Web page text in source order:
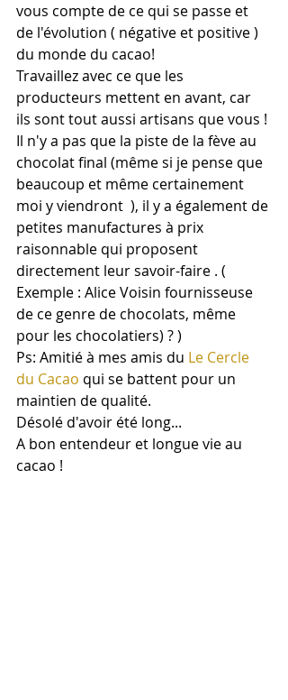
vous compte de ce qui se passe et
de l'évolution ( négative et positive )
du monde du cacao!
Travaillez avec ce que les
producteurs mettent en avant, car
ils sont tout aussi artisans que vous !
Il n'y a pas que la piste de la fève au
chocolat final (même si je pense que
beaucoup et même certainement
moi y viendront  ), il y a également de
petites manufactures à prix
raisonnable qui proposent
directement leur savoir-faire . (
Exemple : Alice Voisin fournisseuse
de ce genre de chocolats, même
pour les chocolatiers) ? )
Ps: Amitié à mes amis du Le Cercle
du Cacao qui se battent pour un
maintien de qualité.
Désolé d'avoir été long...
A bon entendeur et longue vie au
cacao !